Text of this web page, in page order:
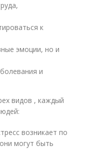
к
эмоции, но и
и
видов , каждый
возникает по
могут быть